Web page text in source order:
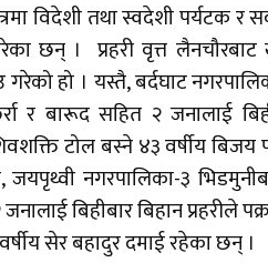
विदेशी तथा स्वदेशी पर्यटक र
छन् । प्रहरी वृत्त
गरेको हो । यस्तै, बर्दघाट
र बारूद सहित २ जनालाई
टोल बस्ने ४३ वर्षीय बिजय
नगरपालिका-३
बिहीबार बिहान प्रहरीले
सेर बहादुर दमाई रहेका छन् ।